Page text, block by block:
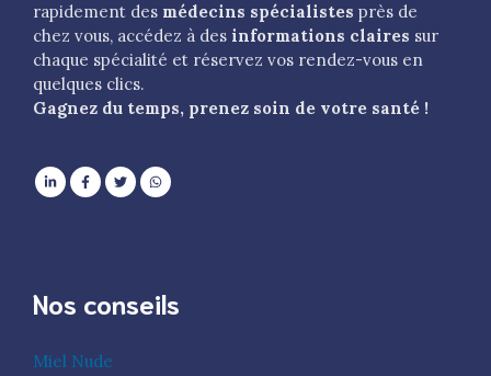
rapidement des médecins spécialistes près de
chez vous, accédez à des informations claires sur
chaque spécialité et réservez vos rendez-vous en
quelques clics.
Gagnez du temps, prenez soin de votre santé !
Nos conseils
Miel Nude